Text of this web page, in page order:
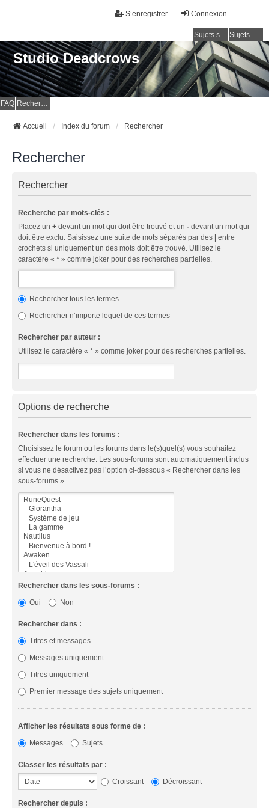
Connexion
S’enregistrer
Sujets sans réponse Sujets actifs
Studio Deadcrows
FAQ Rechercher
Accueil Index du forum Rechercher
Rechercher
Rechercher
Recherche par mots-clés :
Placez un + devant un mot qui doit être trouvé et un - devant un mot qui
doit être exclu. Saisissez une suite de mots séparés par des | entre
crochets si uniquement un des mots doit être trouvé. Utilisez le
caractère « * » comme joker pour des recherches partielles.
Rechercher tous les termes
Rechercher n’importe lequel de ces termes
Rechercher par auteur :
Utilisez le caractère « * » comme joker pour des recherches partielles.
Options de recherche
Rechercher dans les forums :
Choisissez le forum ou les forums dans le(s)quel(s) vous souhaitez
effectuer une recherche. Les sous-forums sont automatiquement inclus
si vous ne désactivez pas l’option ci-dessous « Rechercher dans les
sous-forums ».
Rechercher dans les sous-forums :
Oui
Non
Rechercher dans :
Titres et messages
Messages uniquement
Titres uniquement
Premier message des sujets uniquement
Afficher les résultats sous forme de :
Messages
Sujets
Classer les résultats par :
Croissant
Décroissant
Rechercher depuis :